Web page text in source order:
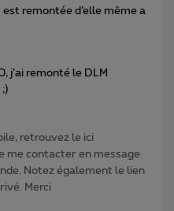
remontée d’elle même a
j’ai remonté le DLM
retrouvez le ici
me contacter en message
Notez également le lien
Merci